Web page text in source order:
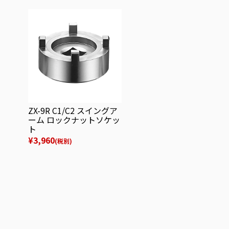
ZX-9R C1/C2 スイングア
ーム ロックナットソケッ
ト
¥3,960(税別)